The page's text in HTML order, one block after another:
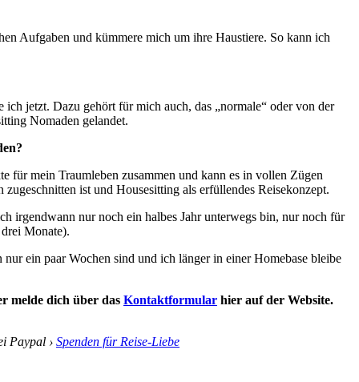
Aufgaben und kümmere mich um ihre Haustiere. So kann ich
jetzt. Dazu gehört für mich auch, das „normale“ oder von der
Nomaden gelandet.
für mein Traumleben zusammen und kann es in vollen Zügen
ist und Housesitting als erfüllendes Reisekonzept.
irgendwann nur noch ein halbes Jahr unterwegs bin, nur noch für
Monate).
ein paar Wochen sind und ich länger in einer Homebase bleibe
melde dich über das Kontaktformular hier auf der Website.
Paypal › Spenden für Reise-Liebe